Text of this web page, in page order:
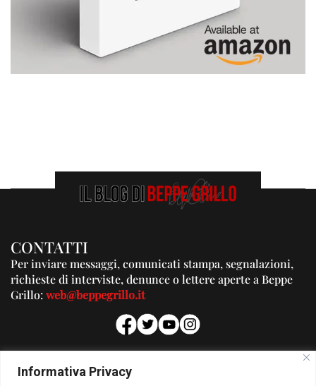
Informativa Privacy
CONTATTI
Per inviare messaggi, comunicati stampa, segnalazioni,
richieste di interviste, denunce o lettere aperte a Beppe
Grillo:web@beppegrillo.it
PUBBLICITA'
Per la tua pubblicità su questo Blog: